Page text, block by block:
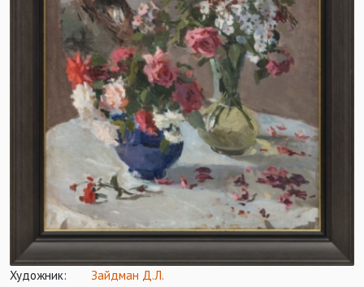
Художник:
Зайдман Д.Л.